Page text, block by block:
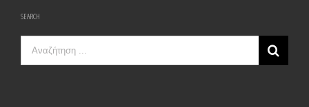
SEARCH
Search